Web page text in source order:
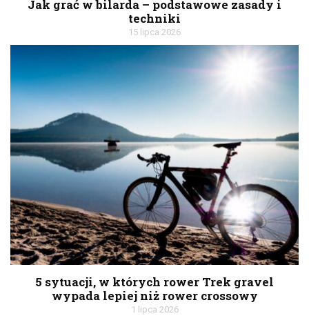
Jak grać w bilarda – podstawowe zasady i
techniki
15 lipca 2026
5 sytuacji, w których rower Trek gravel
wypada lepiej niż rower crossowy
1 lipca 2026